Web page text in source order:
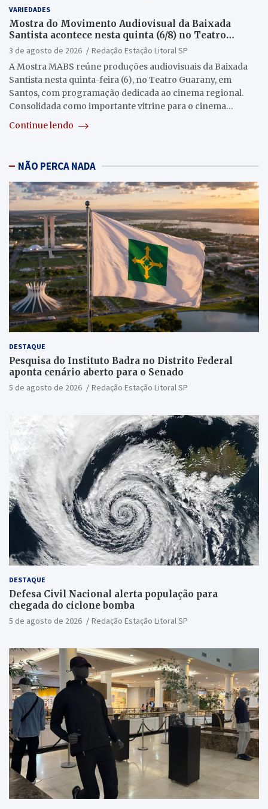
VARIEDADES
Mostra do Movimento Audiovisual da Baixada
Santista acontece nesta quinta (6/8) no Teatro
Guarany
3 de agosto de 2026
Redação Estação Litoral SP
A Mostra MABS reúne produções audiovisuais da Baixada
Santista nesta quinta-feira (6), no Teatro Guarany, em
Santos, com programação dedicada ao cinema regional.
Consolidada como importante vitrine para o cinema…
Continue lendo
NÃO PERCA NADA
DESTAQUE
Pesquisa do Instituto Badra no Distrito Federal
aponta cenário aberto para o Senado
5 de agosto de 2026 Redação Estação Litoral SP
DESTAQUE
Defesa Civil Nacional alerta população para
chegada do ciclone bomba
5 de agosto de 2026 Redação Estação Litoral SP